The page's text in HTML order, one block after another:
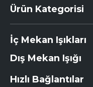
Ürün Kategorisi
İç Mekan Işıkları
Dış Mekan Işığı
Hızlı Bağlantılar